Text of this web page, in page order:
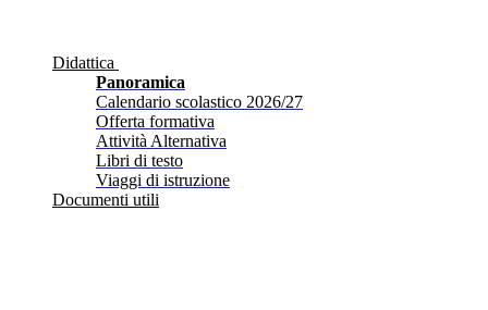
Didattica
Panoramica
Calendario scolastico 2026/27
Offerta formativa
Attività Alternativa
Libri di testo
Viaggi di istruzione
Documenti utili